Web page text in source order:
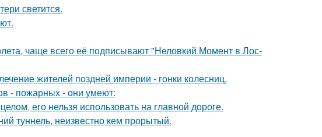
светится.
чаще всего её подписывают "Неловкий Момент в Лос-
жителей поздней империи - гонки колесниц.
- пожарных - они умеют:
его нельзя использовать на главной дороге.
туннель, неизвестно кем прорытый.